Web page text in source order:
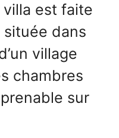
est faite
située dans
village
chambres
sur